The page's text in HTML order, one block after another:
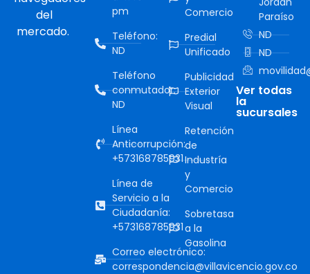
del
mercado.
pm
Teléfono:
ND
Teléfono
conmutador:
ND
Línea
Anticorrupción:
+573168785931
Línea de
Servicio a la
Ciudadanía:
+573168785931
Correo electrónico:
correspondencia@villavicencio.gov.co
Comercio
Predial
Unificado
Publicidad
Exterior
Visual
Retención
de
Industría
y
Comercio
Sobretasa
a la
Gasolina
Paraíso
ND
ND
Ver todas
la
sucursales